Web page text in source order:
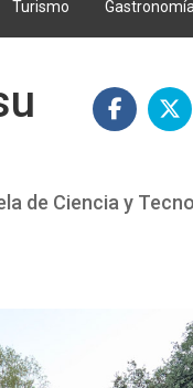
Turismo Gastronomía
de Ciencia y